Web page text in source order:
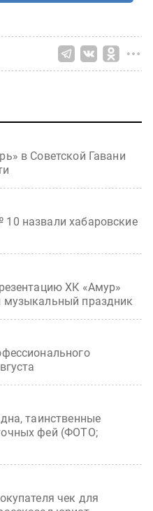
в Советской Гавани
назвали хабаровские
ХК «Амур»
музыкальный праздник
таинственные
фей (ФОТО;
чек для